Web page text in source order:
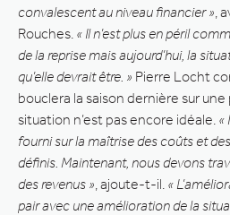
convalescent au niveau financier » ,
Rouches. « Il n’est plus en péril
de la reprise mais aujourd’hui, la
qu’elle devrait être. » Pierre Locht
bouclera la saison dernière sur
situation n’est pas encore idéale. «
fourni sur la maîtrise des coûts et
définis. Maintenant, nous devons
des revenus » , ajoute-t-il. «
pair avec une amélioration de la